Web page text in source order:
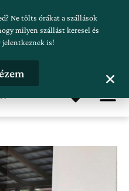
beküldése
Ne tölts órákat a szállások
milyen szállást keresel és
jelentkeznek is!